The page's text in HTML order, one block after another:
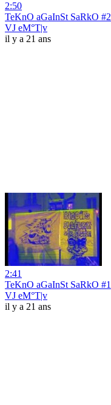
2:50
TeKnO aGaInSt SaRkO #2
VJ eM°T|v
il y a 21 ans
2:41
TeKnO aGaInSt SaRkO #1
VJ eM°T|v
il y a 21 ans